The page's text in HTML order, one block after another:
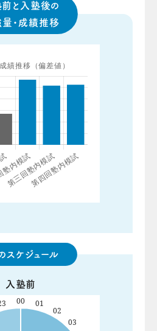
前と入塾後の
・成績推移
スケジュール
入塾前